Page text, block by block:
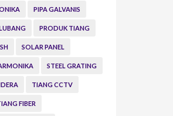
PIPA GALVANIS
PRODUK TIANG
SOLAR PANEL
STEEL GRATING
TIANG CCTV
FIBER